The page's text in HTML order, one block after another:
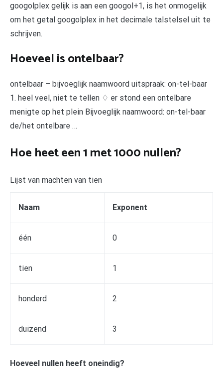
googolplex gelijk is aan een googol+1, is het onmogelijk
om het getal googolplex in het decimale talstelsel uit te
schrijven.
Hoeveel is ontelbaar?
ontelbaar – bijvoeglijk naamwoord uitspraak: on-tel-baar
1. heel veel, niet te tellen ♢ er stond een ontelbare
menigte op het plein Bijvoeglijk naamwoord: on-tel-baar
de/het ontelbare …
Hoe heet een 1 met 1000 nullen?
Lijst van machten van tien
Naam Exponent
één 0
tien 1
honderd 2
duizend 3
Hoeveel nullen heeft oneindig?